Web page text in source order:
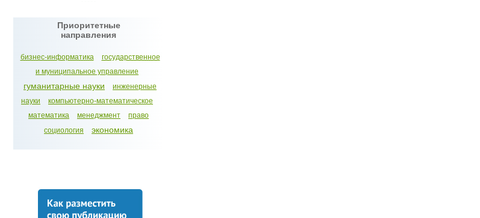
Приоритетные
направления
бизнес-информатика
государственное
и муниципальное управление
гуманитарные науки
инженерные
науки
компьютерно-математическое
математика
менеджмент
право
социология
экономика